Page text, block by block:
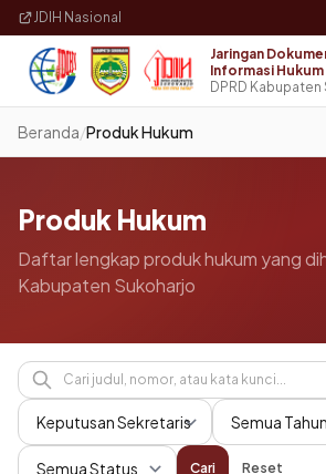
Langsung ke konten utama
JDIH Nasional
Jaringan
Informasi Hukum
DPRD
Beranda/Produk Hukum
Produk Hukum
Daftar lengkap produk hukum yang
Kabupaten Sukoharjo
Cari Reset